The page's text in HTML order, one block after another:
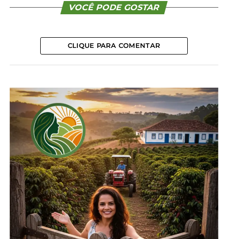
sistema do Cadastro Ambiental Rural (CAR) é
Com isso, muitos proprietários precisaram criar
acesso aos dados dos seus cadastros para realizar
causou problemas, por conta da burocracia e a
necessidade de o produtor passar seus dados de
acesso para que terceiros, como técnicos e
prestadores de serviço, efetuassem o cadastro.
Por causa desta situação, em fevereiro deste ano, o
Sistema FAEP encaminhou ofício ao Ministério da
Gestão e da Inovação em Serviços Públicos (MGI),
responsável pela gestão da plataformaGov.br,
questionando a mudança e pedindo mais prazo
para que os produtores rurais pudessem se
adequar. Posteriormente às demandas do setor
produtivo, o MGI criou a possibilidade de cadastrar
VOCÊ PODE GOSTAR
CLIQUE PARA COMENTAR